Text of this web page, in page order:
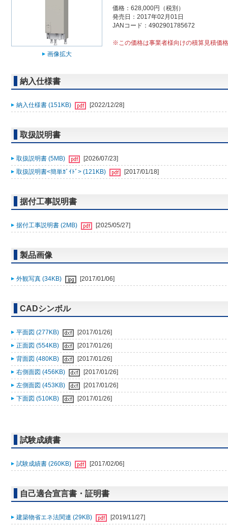
画像拡大
価格：628,000円（税別）
発売日：2017年02月01日
JANコード：4902901785672
※この価格は事業者様向けの積算見積価
納入仕様書
納入仕様書 (151KB) [2022/12/28]
取扱説明書
取扱説明書 (5MB)
[2026/07/23]
取扱説明書<簡単ｶﾞｲﾄﾞ> (121KB)
[2017/01/18]
据付工事説明書
据付工事説明書 (2MB) [2025/05/27]
製品画像
外観写真 (34KB) [2017/01/06]
CADシンボル
平面図 (277KB)
[2017/01/26]
正面図 (554KB)
[2017/01/26]
背面図 (480KB)
[2017/01/26]
右側面図 (456KB)
[2017/01/26]
左側面図 (453KB)
[2017/01/26]
下面図 (510KB)
[2017/01/26]
試験成績書
試験成績書 (260KB) [2017/02/06]
自己適合宣言書・証明書
建築物省エネ法関連 (29KB) [2019/11/27]